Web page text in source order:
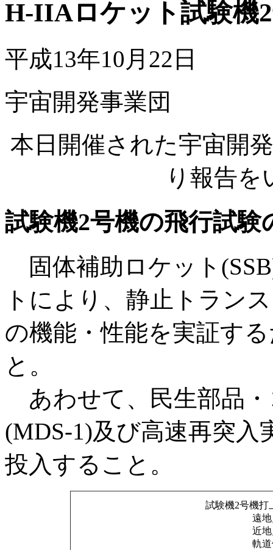
H-IIAロケット試験機
平成13年10月22日
宇宙開発事業団
本日開催された宇宙開
り報告を
試験機2号機の飛行試験
固体補助ロケット
トにより、静止トラン
の機能・性能を実証す
と。
あわせて、民生部品
(MDS-1)及び高速再突入
投入すること。
試験機2号機打
遠
近
軌